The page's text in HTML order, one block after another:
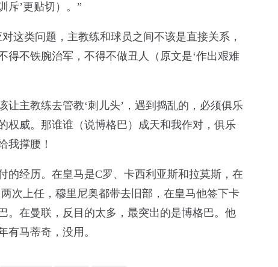
斥’更贴切）。”
这类问题，主教练和球员之间不该是直接关系，
得不铁腕治军，不得不做丑人（原文是‘作出艰难
主教练去管教‘刺儿头’，遇到捣乱的，必须俱乐
权威。那谁谁（说博格巴）成天和我作对，俱乐
我撑腰！
的经历。在皇马是C罗、卡西利亚斯和拉莫斯，在
次上任，穆里尼奥都带去旧部，在皇马他签下卡
。在曼联，反目的太多，最突出的是博格巴。他
有马蒂奇，没用。